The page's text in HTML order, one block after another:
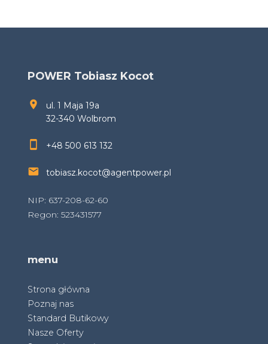
POWER Tobiasz Kocot
ul. 1 Maja 19a
32-340 Wolbrom
+48 500 613 132
tobiasz.kocot@agentpower.pl
NIP: 637-208-62-60
Regon: 523431577
menu
Strona główna
Poznaj nas
Standard Butikowy
Nasze Oferty